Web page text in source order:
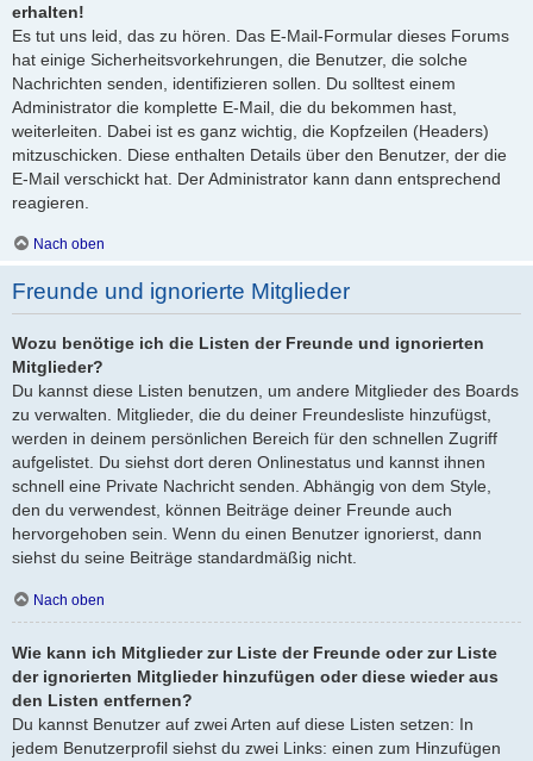
erhalten!
Es tut uns leid, das zu hören. Das E-Mail-Formular dieses Forums
hat einige Sicherheitsvorkehrungen, die Benutzer, die solche
Nachrichten senden, identifizieren sollen. Du solltest einem
Administrator die komplette E-Mail, die du bekommen hast,
weiterleiten. Dabei ist es ganz wichtig, die Kopfzeilen (Headers)
mitzuschicken. Diese enthalten Details über den Benutzer, der die
E-Mail verschickt hat. Der Administrator kann dann entsprechend
reagieren.
Nach oben
Freunde und ignorierte Mitglieder
Wozu benötige ich die Listen der Freunde und ignorierten
Mitglieder?
Du kannst diese Listen benutzen, um andere Mitglieder des Boards
zu verwalten. Mitglieder, die du deiner Freundesliste hinzufügst,
werden in deinem persönlichen Bereich für den schnellen Zugriff
aufgelistet. Du siehst dort deren Onlinestatus und kannst ihnen
schnell eine Private Nachricht senden. Abhängig von dem Style,
den du verwendest, können Beiträge deiner Freunde auch
hervorgehoben sein. Wenn du einen Benutzer ignorierst, dann
siehst du seine Beiträge standardmäßig nicht.
Nach oben
Wie kann ich Mitglieder zur Liste der Freunde oder zur Liste
der ignorierten Mitglieder hinzufügen oder diese wieder aus
den Listen entfernen?
Du kannst Benutzer auf zwei Arten auf diese Listen setzen: In
jedem Benutzerprofil siehst du zwei Links: einen zum Hinzufügen